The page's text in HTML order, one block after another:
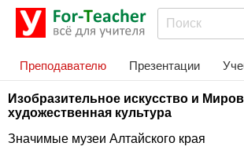
Преподавателю Презентации
Изобразительное искусство и
художественная культура
Значимые музеи Алтайского края